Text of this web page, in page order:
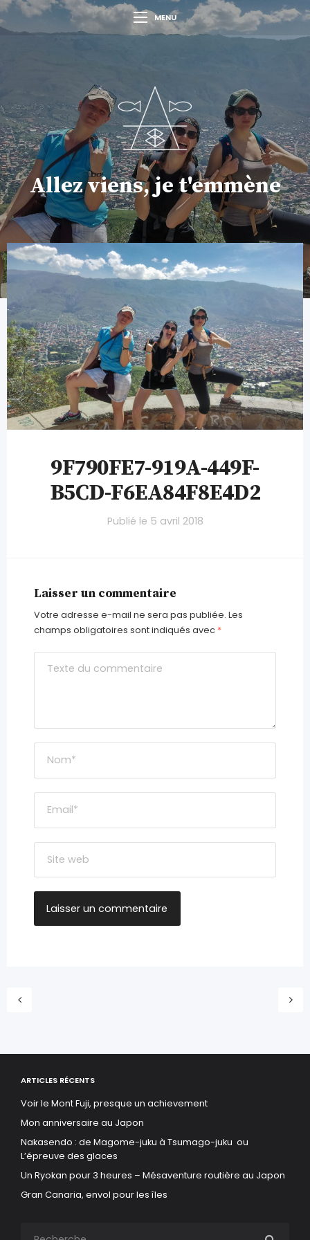
MENU
Allez viens, je t'emmène
9F790FE7-919A-449F-
B5CD-F6EA84F8E4D2
Publié le 5 avril 2018
Laisser un commentaire
Votre adresse e-mail ne sera pas publiée. Les
champs obligatoires sont indiqués avec *
ARTICLES RÉCENTS
Voir le Mont Fuji, presque un achievement
Mon anniversaire au Japon
Nakasendo : de Magome-juku à Tsumago-juku ou
L’épreuve des glaces
Un Ryokan pour 3 heures – Mésaventure routière au Japon
Gran Canaria, envol pour les îles